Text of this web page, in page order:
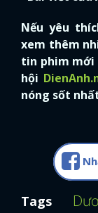
Nếu yêu
xem thêm
tin phim mới
hội
nóng sốt
Tags